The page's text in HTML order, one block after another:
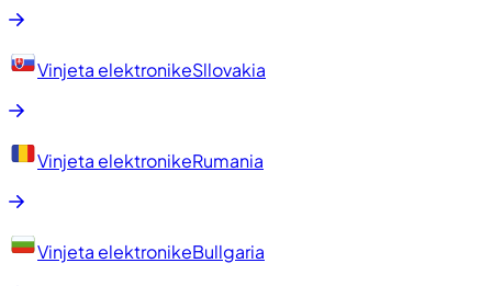
Vinjeta elektronikeSllovakia
Vinjeta elektronikeRumania
Vinjeta elektronikeBullgaria